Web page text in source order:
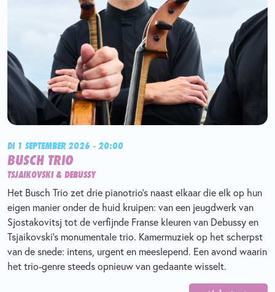
DI 1 SEPTEMBER 2026 - 20:00
BUSCH TRIO
TSJAIKOVSKI & DEBUSSY
Het Busch Trio zet drie pianotrio’s naast elkaar die elk op hun
eigen manier onder de huid kruipen: van een jeugdwerk van
Sjostakovitsj tot de verfijnde Franse kleuren van Debussy en
Tsjaikovski’s monumentale trio. Kamermuziek op het scherpst
van de snede: intens, urgent en meeslepend. Een avond waarin
het trio-genre steeds opnieuw van gedaante wisselt.